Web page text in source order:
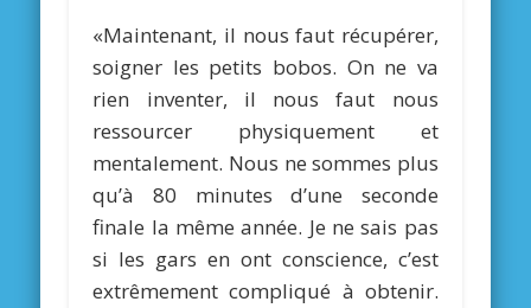
«Maintenant, il nous faut récupérer,
soigner les petits bobos. On ne va
rien inventer, il nous faut nous
ressourcer physiquement et
mentalement. Nous ne sommes plus
qu’à 80 minutes d’une seconde
finale la même année. Je ne sais pas
si les gars en ont conscience, c’est
extrêmement compliqué à obtenir.